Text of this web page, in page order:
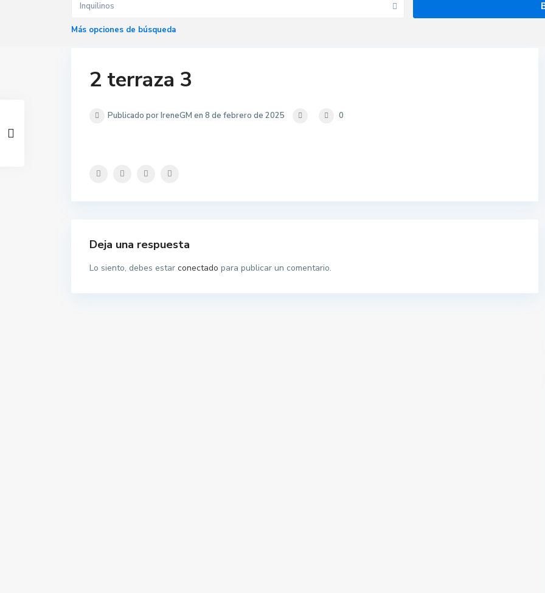
Inquilinos
Más opciones de búsqueda
2 terraza 3
Publicado por IreneGM en 8 de febrero de 2025 0
Deja una respuesta
Lo siento, debes estar conectado para publicar un comentario.